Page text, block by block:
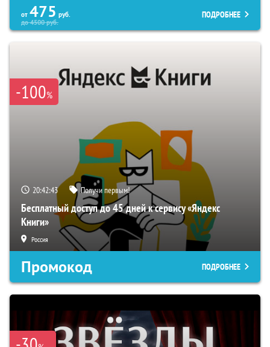
от 475 руб.
до4500руб.
ПОДРОБНЕЕ
-100%
20:42:42 Получи первым!
Бесплатный доступ до 45 дней к сервису «Яндекс
Книги»
Россия
Промокод ПОДРОБНЕЕ